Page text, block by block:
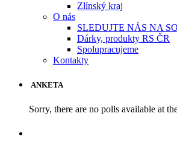
Zlínský kraj
O nás
SLEDUJTE NÁS NA
Dárky, produkty RS ČR
Spolupracujeme
Kontakty
ANKETA
Sorry, there are no polls available at